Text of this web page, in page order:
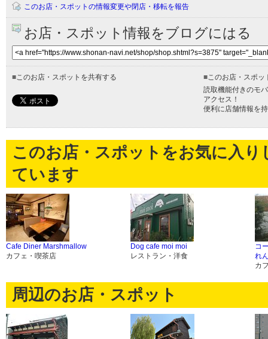
このお店・スポットの情報変更や閉店・移転を報告
お店・スポット情報をブログにはる
■このお店・スポットを共有する ■このお店・スポッ
読取機能付きのモ
アクセス！
便利に店舗情報を
このお店・スポットをお気に入
ています
Cafe Diner Marshmallow
カフェ・喫茶店
Dog cafe moi moi
レストラン・洋食
コ
れ
カ
周辺のお店・スポット